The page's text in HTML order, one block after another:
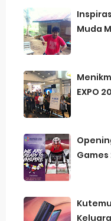
Muda
EXPO
Games